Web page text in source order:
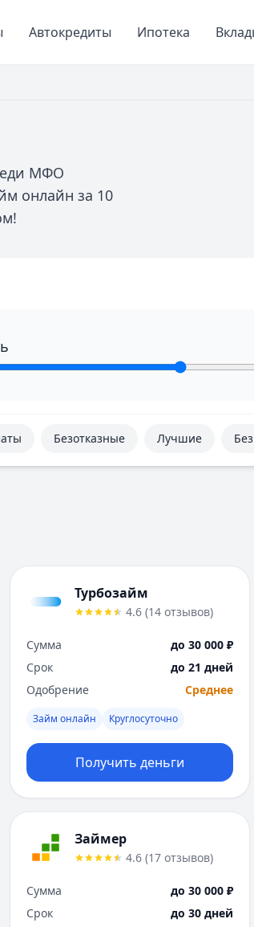
Автокредиты Ипотека
МФО
онлайн за 10
Безотказные Лучшие
Турбозайм
4.6 (14 отзывов)
Сумма
до 30 000 ₽
Срок
до 21 дней
Одобрение
Среднее
Займ онлайн Круглосуточно
Получить деньги
Займер
4.6 (17 отзывов)
Сумма
до 30 000 ₽
Срок
до 30 дней